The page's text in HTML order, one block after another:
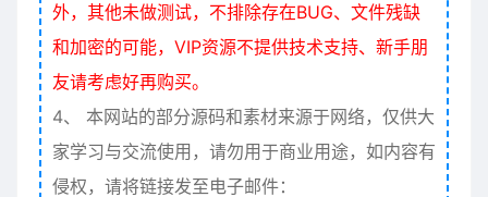
外，其他未做测试，不排除存在BUG、文件残缺
和加密的可能，VIP资源不提供技术支持、新手朋
友请考虑好再购买。
4、
本网站的部分源码和素材来源于网络，仅供大
家学习与交流使用，请勿用于商业用途，如内容有
侵权，请将链接发至电子邮件：